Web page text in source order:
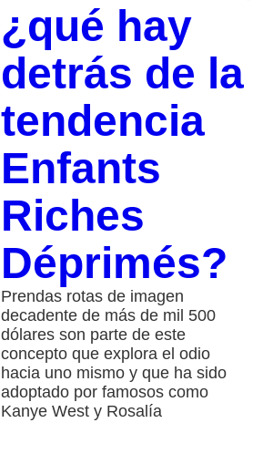
¿qué hay
detrás de la
tendencia
Enfants
Riches
Déprimés?
Prendas rotas de imagen
decadente de más de mil 500
dólares son parte de este
concepto que explora el odio
hacia uno mismo y que ha sido
adoptado por famosos como
Kanye West y Rosalía